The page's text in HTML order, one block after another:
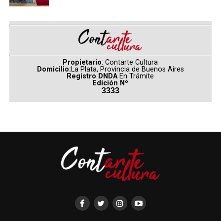
PH: Maxi Astorga
despierta. ¿Cómo percibís su textura y qué
emociones te provoca? ¿Hay en sus repliegues algo
que pueda hablarnos de vos?
Es un objeto cargado de muchas cosas: experiencias,
paisajes, personas, música, olores… Creo que somos una
Propietario: Contarte Cultura
Domicilio:La Plata, Provincia de Buenos Aires
Registro DNDAEn Trámite
Edición Nº
3333